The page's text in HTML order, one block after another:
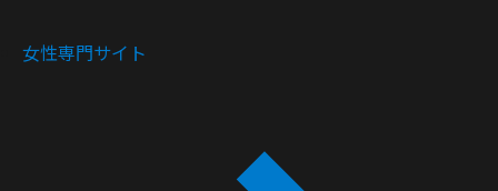
女性専門サイト